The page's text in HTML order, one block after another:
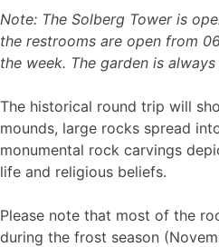
Note: The Solberg Tower is
the restrooms are open from
the week. The garden is always
The historical round trip will
mounds, large rocks spread
monumental rock carvings
life and religious beliefs.
Please note that most of the
during the frost season